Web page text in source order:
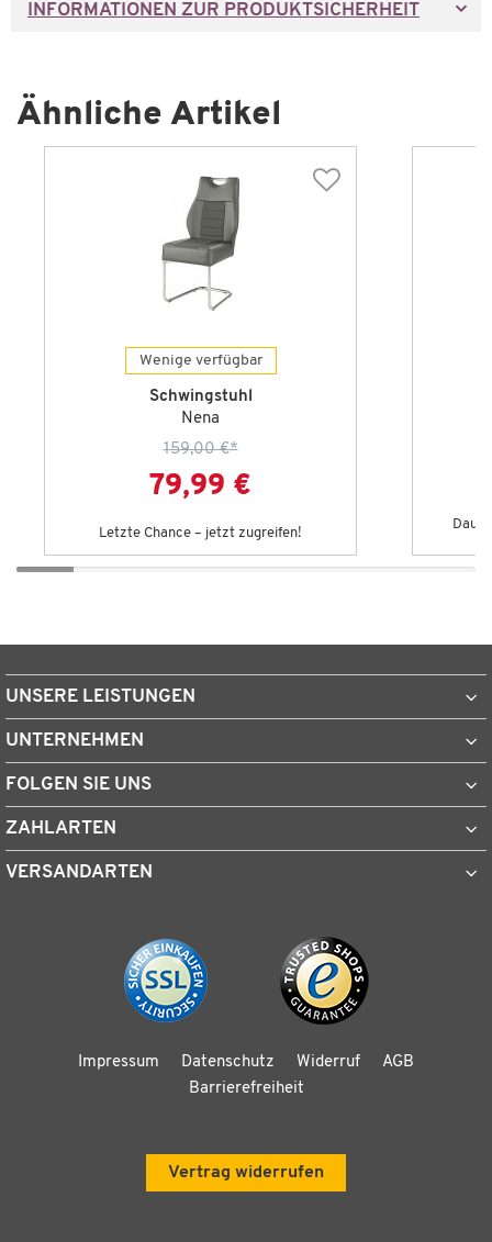
INFORMATIONEN ZUR PRODUKTSICHERHEIT
Ähnliche Artikel
Wenige verfügbar
Schwingstuhl
Nena
159,00 €*
79,99 €
Letzte Chance – jetzt zugreifen!
UNSERE LEISTUNGEN
UNTERNEHMEN
FOLGEN SIE UNS
ZAHLARTEN
VERSANDARTEN
Impressum Datenschutz Widerruf
AGB
Barrierefreiheit
Vertrag widerrufen